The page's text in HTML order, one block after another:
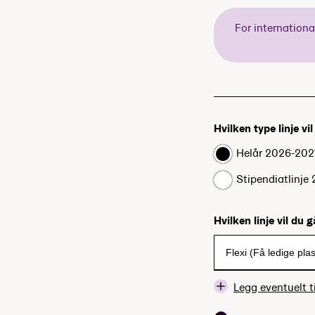
For
Hvilken type linje
Helår 2026-
Stipendiatlinje
Hvilken linje vil du
Legg eventuelt